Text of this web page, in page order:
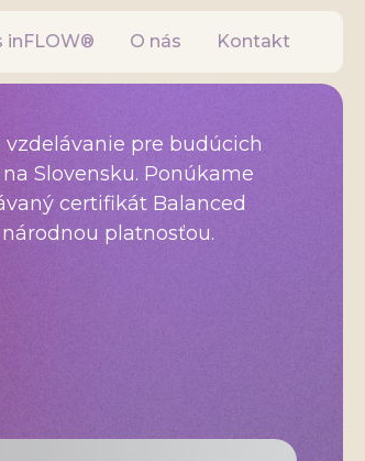
inFLOW® O nás Kontakt
pre budúcich
Slovensku. Ponúkame
certifikát Balanced
platnosťou.